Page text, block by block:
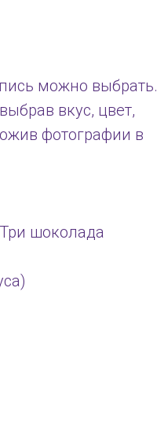
можно выбрать.
вкус, цвет,
фотографии в
шоколада